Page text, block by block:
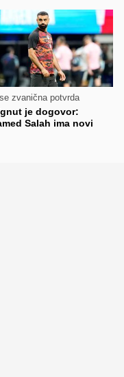
zvanična potvrda
je dogovor:
Salah ima novi